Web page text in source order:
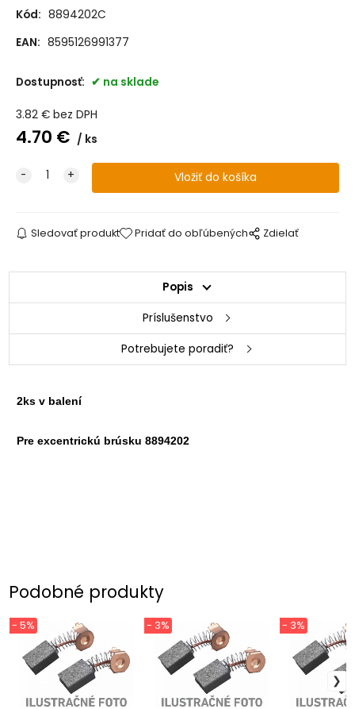
Kód: 8894202C
EAN: 8595126991377
Dostupnosť: na sklade
3.82€ bez DPH
4.70 € ks
Sledovať produkt Pridať do obľúbených Zdielať
Popis
Príslušenstvo
Potrebujete poradiť?
2ks v balení
Pre excentrickú brúsku 8894202
Podobné produkty
- 5% - 3% - 3%